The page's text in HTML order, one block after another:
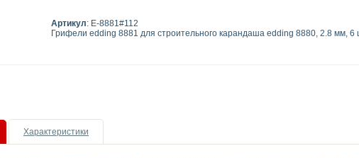
Артикул: E-8881#112
Грифели edding 8881 для строительного карандаша edding 8880, 2.8 мм, 6
Характеристики